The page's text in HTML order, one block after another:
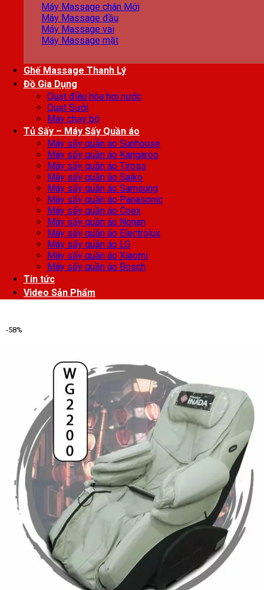
Máy Massage chân
Máy Massage đầu
Máy Massage vai
Máy Massage mặt
Ghế Massage Thanh Lý
Đồ Gia Dụng
Quạt điều hòa hơi nước
Quạt Sưởi
Máy chạy bộ
Tủ Sấy – Máy Sấy Quần áo
Máy sấy quần áo Sunhouse
Máy sấy quần áo Kangaroo
Máy sấy quần áo Tiross
Máy sấy quần áo Saiko
Máy sấy quần áo Samsung
Máy sấy quần áo Panasonic
Máy sấy quần áo Coex
Máy sấy quần áo Nonan
Máy sấy quần áo Electrolux
Máy sấy quần áo LG
Máy sấy quần áo Xiaomi
Máy sấy quần áo Bosch
Tin tức
Video Sản Phẩm
-58%